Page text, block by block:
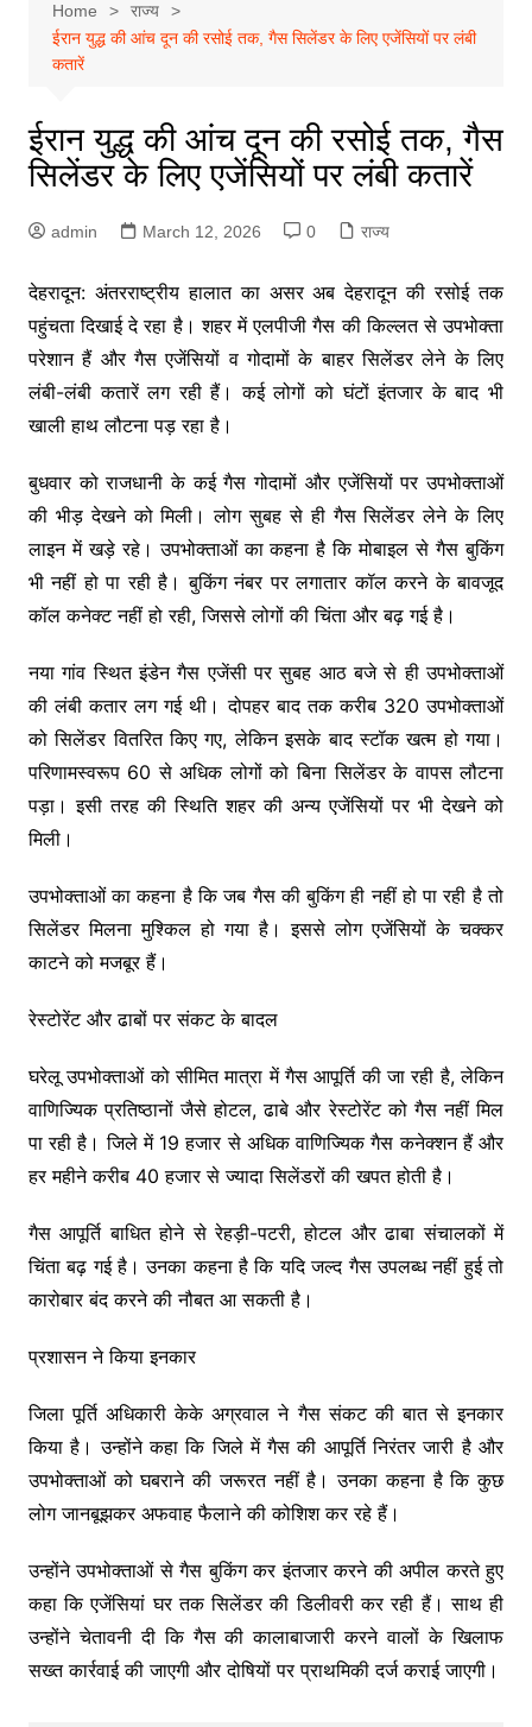
Home
राज्य
ईरान युद्ध की आंच दून की रसोई तक, गैस सिलेंडर के लिए एजेंसियों पर लंबी
कतारें
ईरान युद्ध की आंच दून की रसोई तक, गैस
सिलेंडर के लिए एजेंसियों पर लंबी कतारें
admin March 12, 2026 0 राज्य
देहरादून: अंतरराष्ट्रीय हालात का असर अब देहरादून की रसोई तक
पहुंचता दिखाई दे रहा है। शहर में एलपीजी गैस की किल्लत से उपभोक्ता
परेशान हैं और गैस एजेंसियों व गोदामों के बाहर सिलेंडर लेने के लिए
लंबी-लंबी कतारें लग रही हैं। कई लोगों को घंटों इंतजार के बाद भी
खाली हाथ लौटना पड़ रहा है।
बुधवार को राजधानी के कई गैस गोदामों और एजेंसियों पर उपभोक्ताओं
की भीड़ देखने को मिली। लोग सुबह से ही गैस सिलेंडर लेने के लिए
लाइन में खड़े रहे। उपभोक्ताओं का कहना है कि मोबाइल से गैस बुकिंग
भी नहीं हो पा रही है। बुकिंग नंबर पर लगातार कॉल करने के बावजूद
कॉल कनेक्ट नहीं हो रही, जिससे लोगों की चिंता और बढ़ गई है।
नया गांव स्थित इंडेन गैस एजेंसी पर सुबह आठ बजे से ही उपभोक्ताओं
की लंबी कतार लग गई थी। दोपहर बाद तक करीब 320 उपभोक्ताओं
को सिलेंडर वितरित किए गए, लेकिन इसके बाद स्टॉक खत्म हो गया।
परिणामस्वरूप 60 से अधिक लोगों को बिना सिलेंडर के वापस लौटना
पड़ा। इसी तरह की स्थिति शहर की अन्य एजेंसियों पर भी देखने को
मिली।
उपभोक्ताओं का कहना है कि जब गैस की बुकिंग ही नहीं हो पा रही है तो
सिलेंडर मिलना मुश्किल हो गया है। इससे लोग एजेंसियों के चक्कर
काटने को मजबूर हैं।
रेस्टोरेंट और ढाबों पर संकट के बादल
घरेलू उपभोक्ताओं को सीमित मात्रा में गैस आपूर्ति की जा रही है, लेकिन
वाणिज्यिक प्रतिष्ठानों जैसे होटल, ढाबे और रेस्टोरेंट को गैस नहीं मिल
पा रही है। जिले में 19 हजार से अधिक वाणिज्यिक गैस कनेक्शन हैं और
हर महीने करीब 40 हजार से ज्यादा सिलेंडरों की खपत होती है।
गैस आपूर्ति बाधित होने से रेहड़ी-पटरी, होटल और ढाबा संचालकों में
चिंता बढ़ गई है। उनका कहना है कि यदि जल्द गैस उपलब्ध नहीं हुई तो
कारोबार बंद करने की नौबत आ सकती है।
प्रशासन ने किया इनकार
जिला पूर्ति अधिकारी केके अग्रवाल ने गैस संकट की बात से इनकार
किया है। उन्होंने कहा कि जिले में गैस की आपूर्ति निरंतर जारी है और
उपभोक्ताओं को घबराने की जरूरत नहीं है। उनका कहना है कि कुछ
लोग जानबूझकर अफवाह फैलाने की कोशिश कर रहे हैं।
उन्होंने उपभोक्ताओं से गैस बुकिंग कर इंतजार करने की अपील करते हुए
कहा कि एजेंसियां घर तक सिलेंडर की डिलीवरी कर रही हैं। साथ ही
उन्होंने चेतावनी दी कि गैस की कालाबाजारी करने वालों के खिलाफ
सख्त कार्रवाई की जाएगी और दोषियों पर प्राथमिकी दर्ज कराई जाएगी।